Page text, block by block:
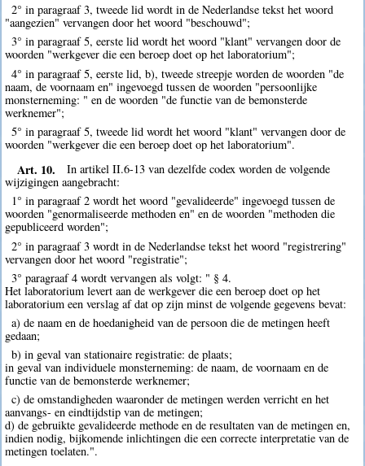
2° in paragraaf 3, tweede lid wordt in de Nederlandse tekst het woord
"aangezien" vervangen door het woord "beschouwd";
3° in paragraaf 5, eerste lid wordt het woord "klant" vervangen door de
woorden "werkgever die een beroep doet op het laboratorium";
4° in paragraaf 5, eerste lid, b), tweede streepje worden de woorden "de
naam, de voornaam en" ingevoegd tussen de woorden "persoonlijke
monsterneming: " en de woorden "de functie van de bemonsterde
werknemer";
5° in paragraaf 5, tweede lid wordt het woord "klant" vervangen door de
woorden "werkgever die een beroep doet op het laboratorium".
Art. 10.
In artikel II.6-13 van dezelfde codex worden de volgende
wijzigingen aangebracht:
1° in paragraaf 2 wordt het woord "gevalideerde" ingevoegd tussen de
woorden "genormaliseerde methoden en" en de woorden "methoden die
gepubliceerd worden";
2° in paragraaf 3 wordt in de Nederlandse tekst het woord "registrering"
vervangen door het woord "registratie";
3° paragraaf 4 wordt vervangen als volgt: " § 4.
Het laboratorium levert aan de werkgever die een beroep doet op het
laboratorium een verslag af dat op zijn minst de volgende gegevens bevat:
a) de naam en de hoedanigheid van de persoon die de metingen heeft
gedaan;
b) in geval van stationaire registratie: de plaats;
in geval van individuele monsterneming: de naam, de voornaam en de
functie van de bemonsterde werknemer;
c) de omstandigheden waaronder de metingen werden verricht en het
aanvangs- en eindtijdstip van de metingen;
d) de gebruikte gevalideerde methode en de resultaten van de metingen en,
indien nodig, bijkomende inlichtingen die een correcte interpretatie van de
metingen toelaten.".